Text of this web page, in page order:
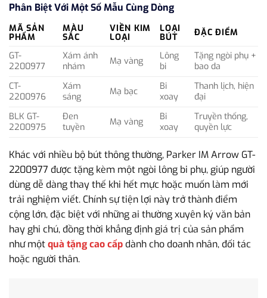
Phân Biệt Với Một Số Mẫu Cùng Dòng
MÃ SẢN
PHẨM
MÀU
SẮC
VIỀN KIM
LOẠI
LOẠI
BÚT ĐẶC ĐIỂM
GT-
2200977
Xám ánh
nhám
Mạ vàng
Lông
bi
Tặng ngòi phụ +
bao da
CT-
2200976
Xám
sáng
Mạ bạc
Bi
xoay
Thanh lịch, hiện
đại
BLK GT-
2200975
Đen
tuyền
Mạ vàng
Bi
xoay
Truyền thống,
quyền lực
Khác với nhiều bộ bút thông thường, Parker IM Arrow GT-
2200977 được tặng kèm một ngòi lông bi phụ, giúp người
dùng dễ dàng thay thế khi hết mực hoặc muốn làm mới
trải nghiệm viết. Chính sự tiện lợi này trở thành điểm
cộng lớn, đặc biệt với những ai thường xuyên ký văn bản
hay ghi chú, đồng thời khẳng định giá trị của sản phẩm
như mộtquà tặng cao cấp dành cho doanh nhân, đối tác
hoặc người thân.